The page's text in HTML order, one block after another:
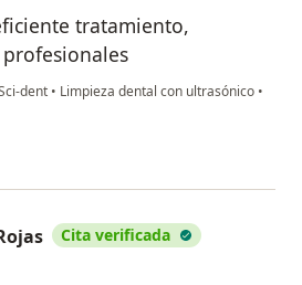
tratamiento,
dent • Limpieza dental con ultrasónico •
Cita verificada